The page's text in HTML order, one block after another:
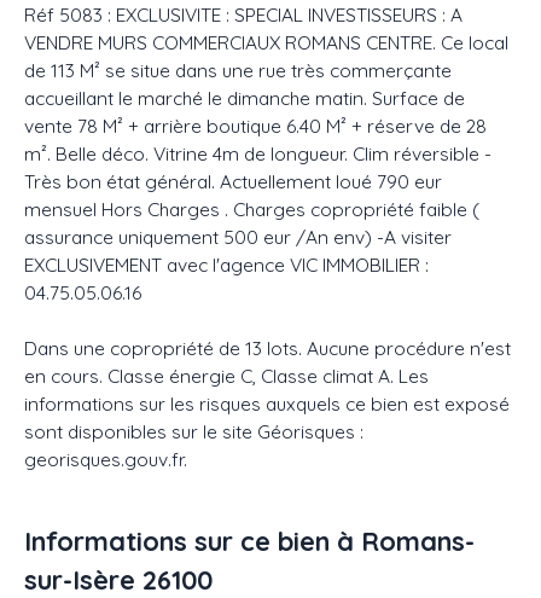
Réf 5083 : EXCLUSIVITE : SPECIAL INVESTISSEURS : A
VENDRE MURS COMMERCIAUX ROMANS CENTRE. Ce local
de 113 M² se situe dans une rue très commerçante
accueillant le marché le dimanche matin. Surface de
vente 78 M² + arrière boutique 6.40 M² + réserve de 28
m². Belle déco. Vitrine 4m de longueur. Clim réversible -
Très bon état général. Actuellement loué 790 eur
mensuel Hors Charges . Charges copropriété faible (
assurance uniquement 500 eur /An env) -A visiter
EXCLUSIVEMENT avec l'agence VIC IMMOBILIER :
04.75.05.06.16
Dans une copropriété de 13 lots. Aucune procédure n'est
en cours. Classe énergie C, Classe climat A. Les
informations sur les risques auxquels ce bien est exposé
sont disponibles sur le site Géorisques :
georisques.gouv.fr.
Informations sur ce bien à Romans-
sur-Isère 26100